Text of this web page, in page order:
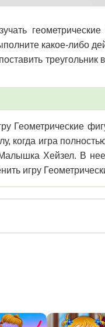
какое-либо
Геометрические
когда игра
Малышка Хейзел. В
игру